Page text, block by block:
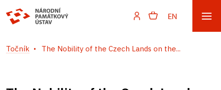
EN
Točník The Nobility of the Czech Lands on the...